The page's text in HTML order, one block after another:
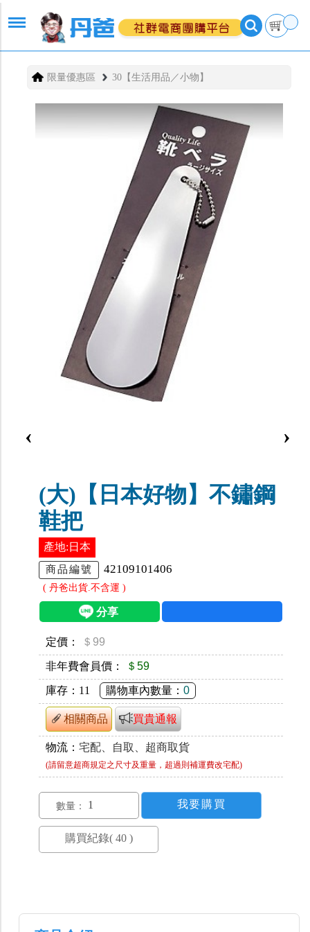
限量優惠區 30【生活用品／小物】
‹ ›
(大)【日本好物】不鏽鋼
鞋把
產地:日本
商品編號 42109101406
( 丹爸出貨.不含運 )
定價： ＄99
非年費會員價： ＄59
庫存： 11 購物車內數量： 0
相關商品 買貴通報
物流： 宅配、自取、超商取貨
(請留意超商規定之尺寸及重量，超過則補運費改宅配)
數量：